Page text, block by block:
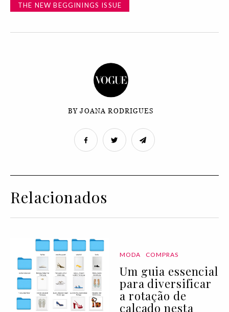
THE NEW BEGGININGS ISSUE
BY JOANA RODRIGUES
Relacionados
MODA COMPRAS
Um guia essencial
para diversificar
a rotação de
calçado nesta